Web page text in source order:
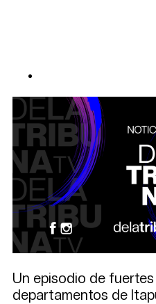
Un episodio de
departamentos de